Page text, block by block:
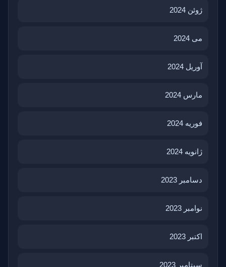
ژوئن 2024
می 2024
آوریل 2024
مارس 2024
فوریه 2024
ژانویه 2024
دسامبر 2023
نوامبر 2023
اکتبر 2023
سپتامبر 2023